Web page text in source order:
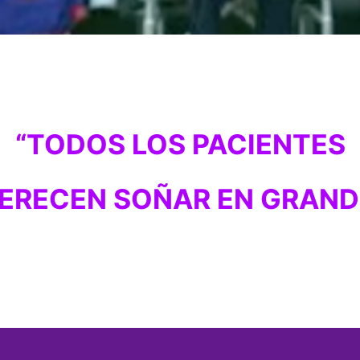
“TODOS LOS PACIENTES
SOÑAR EN